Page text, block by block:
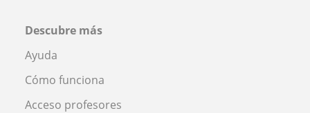
Descubre más
Ayuda
Cómo funciona
Acceso profesores